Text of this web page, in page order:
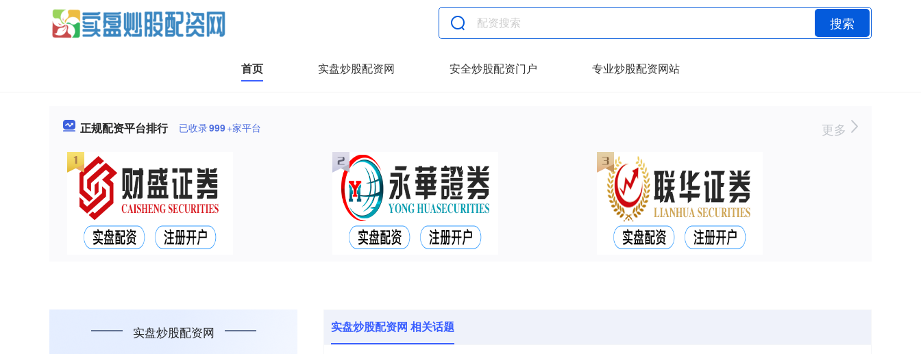
搜索
首页 实盘炒股配资网 安全炒股配资门户 专业炒股配资网站
正规配资平台排行 已收录999+家平台 更多
实盘炒股配资网 相关话题
实盘炒股配资网